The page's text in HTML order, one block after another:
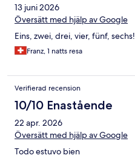
13 juni 2026
Översätt med hjälp av Google
Eins, zwei, drei, vier, fünf, sechs!
Franz, 1 natts resa
Verifierad recension
10/10 Enastående
22 apr. 2026
Översätt med hjälp av Google
Todo estuvo bien